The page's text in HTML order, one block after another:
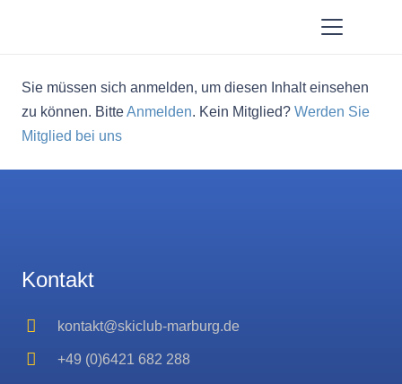
Sie müssen sich anmelden, um diesen Inhalt einsehen
zu können. BitteAnmelden. Kein Mitglied? Werden Sie
Mitglied bei uns
Kontakt
kontakt@skiclub-marburg.de
+49 (0)6421 682 288